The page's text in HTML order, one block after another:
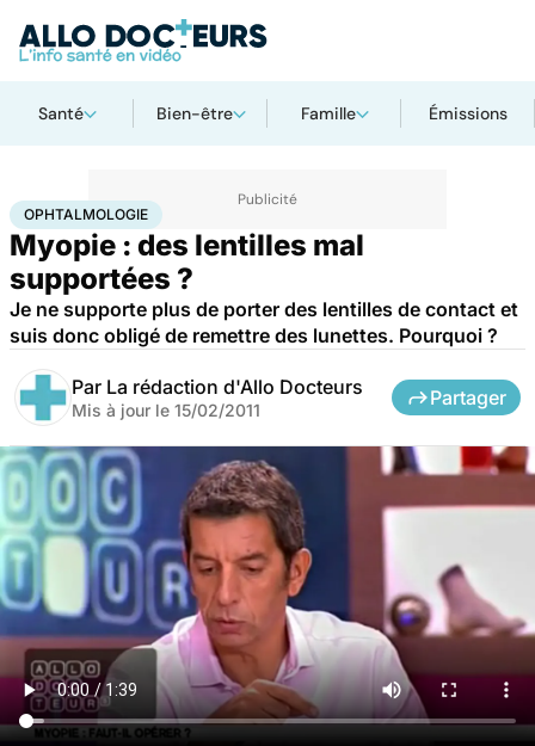
Santé Bien-être Famille Émissions
AccueilSantéMaladies Ophtalmologie
OPHTALMOLOGIE
Myopie : des lentilles mal
supportées ?
Je ne supporte plus de porter des lentilles de contact et
suis donc obligé de remettre des lunettes. Pourquoi ?
Par La rédaction d'Allo Docteurs
Mis à jour le 15/02/2011
Partager